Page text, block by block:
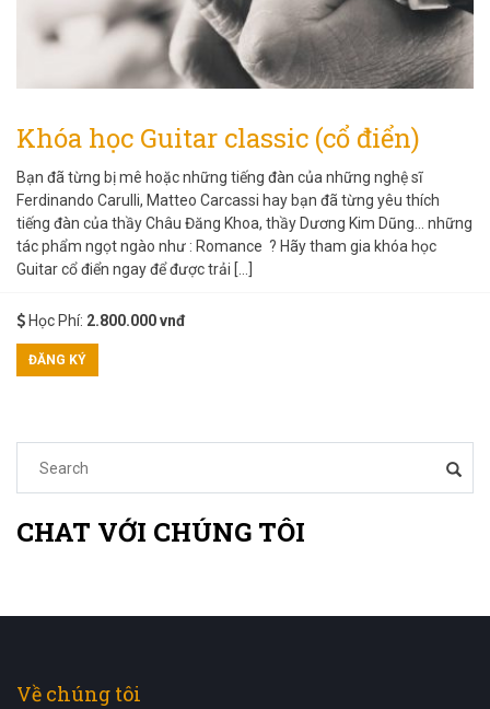
Khóa học Guitar classic (cổ điển)
Bạn đã từng bị mê hoặc những tiếng đàn của những nghệ sĩ
Ferdinando Carulli, Matteo Carcassi hay bạn đã từng yêu thích
tiếng đàn của thầy Châu Đăng Khoa, thầy Dương Kim Dũng… những
tác phẩm ngọt ngào như : Romance ? Hãy tham gia khóa học
Guitar cổ điển ngay để được trải […]
Học Phí: 2.800.000 vnđ
ĐĂNG KÝ
CHAT VỚI CHÚNG TÔI
Về chúng tôi